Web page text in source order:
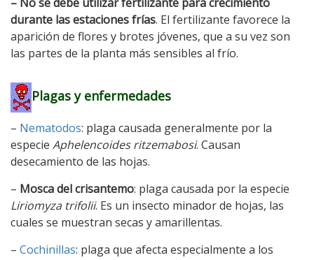
durante las estaciones frías. El fertilizante favorece la
aparición de flores y brotes jóvenes, que a su vez son
las partes de la planta más sensibles al frío.
Plagas y enfermedades
– Nematodos: plaga causada generalmente por la
especie Aphelencoides ritzemabosi. Causan
desecamiento de las hojas.
– Mosca del crisantemo: plaga causada por la especie
Liriomyza trifolii. Es un insecto minador de hojas, las
cuales se muestran secas y amarillentas.
– Cochinillas: plaga que afecta especialmente a los